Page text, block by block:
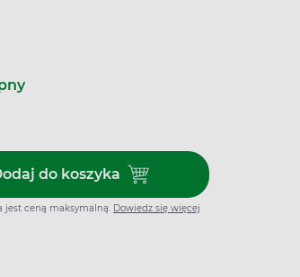
do koszyka
Dodaj do koszyka Biaron
jest ceną maksymalną. Dowiedz się więcej